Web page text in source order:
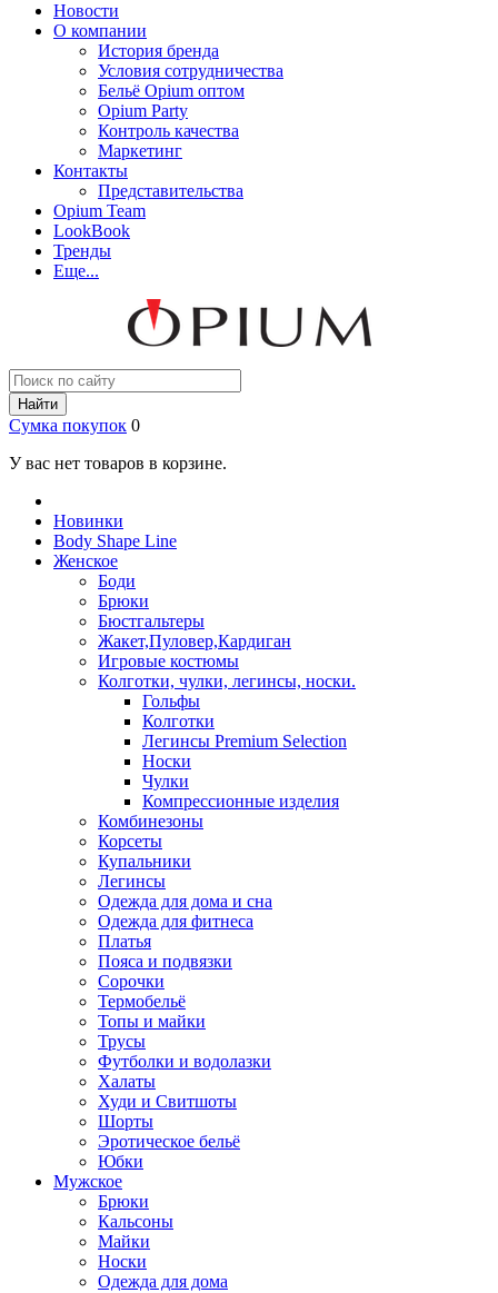
Новости
О компании
История бренда
Условия сотрудничества
Бельё Opium оптом
Opium Party
Контроль качества
Маркетинг
Контакты
Представительства
Opium Team
LookBook
Тренды
Еще...
Найти
Сумка покупок 0
У вас нет товаров в корзине.
Новинки
Body Shape Line
Женское
Боди
Брюки
Бюстгальтеры
Жакет,Пуловер,Кардиган
Игровые костюмы
Колготки, чулки, легинсы, носки.
Гольфы
Колготки
Легинсы Premium Selection
Носки
Чулки
Компрессионные изделия
Комбинезоны
Корсеты
Купальники
Легинсы
Одежда для дома и сна
Одежда для фитнеса
Платья
Пояса и подвязки
Сорочки
Термобельё
Топы и майки
Трусы
Футболки и водолазки
Халаты
Худи и Свитшоты
Шорты
Эротическое бельё
Юбки
Мужское
Брюки
Кальсоны
Майки
Носки
Одежда для дома